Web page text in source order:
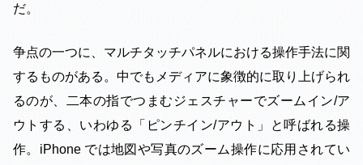
だ。
争点の一つに、マルチタッチパネルにおける操作手法に関
するものがある。中でもメディアに象徴的に取り上げられ
るのが、二本の指でつまむジェスチャーでズームイン/ア
ウトする、いわゆる「ピンチイン/アウト」と呼ばれる操
作。iPhone では地図や写真のズーム操作に応用されてい